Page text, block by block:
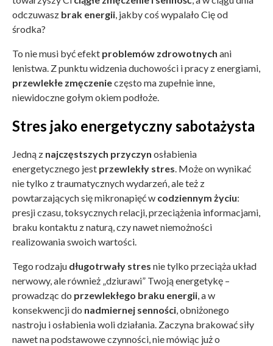
odczuwasz brak energii , jakby coś wypalało Cię od
środka?
To nie musi być efekt problemów zdrowotnych ani
lenistwa. Z punktu widzenia duchowości i pracy z energiami,
przewlekłe zmęczenieczęsto ma zupełnie inne,
niewidoczne gołym okiem podłoże.
Stres jako energetyczny sabotażysta
Jedną z najczęstszych przyczyn osłabienia
energetycznego jest przewlekły stres. Może on wynikać
nie tylko z traumatycznych wydarzeń, ale też z
powtarzających się mikronapięć w codziennym życiu:
presji czasu, toksycznych relacji, przeciążenia informacjami,
braku kontaktu z naturą, czy nawet niemożności
realizowania swoich wartości.
Tego rodzaju długotrwały stres nie tylko przeciąża układ
nerwowy, ale również „dziurawi” Twoją energetykę –
prowadząc do przewlekłego braku energii, a w
konsekwencji do nadmiernej senności, obniżonego
nastroju i osłabienia woli działania. Zaczyna brakować siły
nawet na podstawowe czynności, nie mówiąc już o